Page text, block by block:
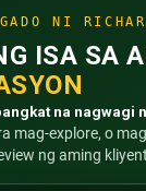
NI
ISA SA
na nagwagi
mag-explore, o
ng aming